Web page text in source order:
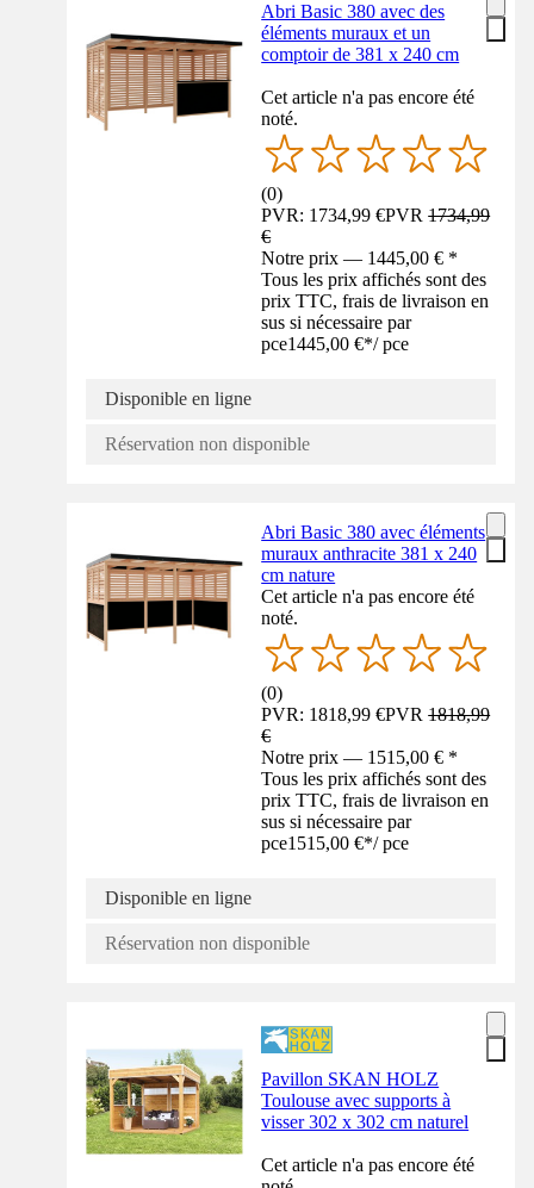
Abri Basic 380 avec des
éléments muraux et un
comptoir de 381 x 240 cm
Cet article n'a pas encore été
noté.
(0)
PVR: 1734,99 €PVR1734,99
€
Notre prix — 1445,00 € *
Tous les prix affichés sont des
prix TTC, frais de livraison en
sus si nécessaire par
pce1445,00 €*/ pce
Disponible en ligne
Réservation non disponible
Abri Basic 380 avec éléments
muraux anthracite 381 x 240
cm nature
Cet article n'a pas encore été
noté.
(0)
PVR: 1818,99 €PVR1818,99
€
Notre prix — 1515,00 € *
Tous les prix affichés sont des
prix TTC, frais de livraison en
sus si nécessaire par
pce1515,00 €*/ pce
Disponible en ligne
Réservation non disponible
Pavillon SKAN HOLZ
Toulouse avec supports à
visser 302 x 302 cm naturel
Cet article n'a pas encore été